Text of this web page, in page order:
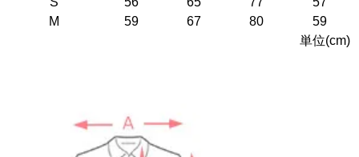
M
59 67 80
59
単位(cm)